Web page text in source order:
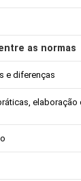
as normas
e diferenças
elaboração